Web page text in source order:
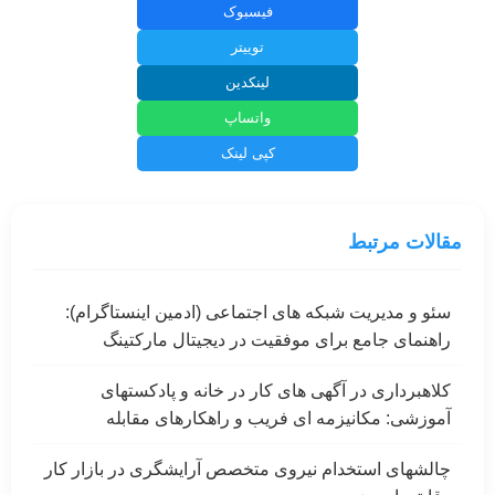
فیسبوک
توییتر
لینکدین
واتساپ
کپی لینک
مقالات مرتبط
سئو و مدیریت شبکه های اجتماعی (ادمین اینستاگرام):
راهنمای جامع برای موفقیت در دیجیتال مارکتینگ
کلاهبرداری در آگهی های کار در خانه و پادکستهای
آموزشی: مکانیزمه ای فریب و راهکارهای مقابله
چالشهای استخدام نیروی متخصص آرایشگری در بازار کار